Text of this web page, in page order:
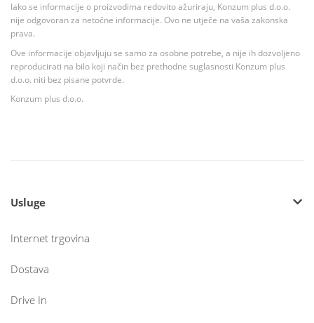
Iako se informacije o proizvodima redovito ažuriraju, Konzum plus d.o.o.
nije odgovoran za netočne informacije. Ovo ne utječe na vaša zakonska
prava.
Ove informacije objavljuju se samo za osobne potrebe, a nije ih dozvoljeno
reproducirati na bilo koji način bez prethodne suglasnosti Konzum plus
d.o.o. niti bez pisane potvrde.
Konzum plus d.o.o.
Usluge
Internet trgovina
Dostava
Drive In